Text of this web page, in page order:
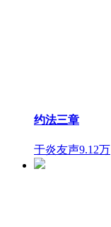
约法三章
于炎友声9.12万